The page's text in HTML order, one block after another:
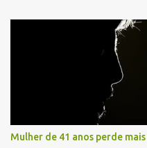
município, mas também de
ampliando significativamente
o Sistema Único de Saúde
Federal tem ampliado
da atenção básica, da
regionalização dos serviços
de demandas crescentes e
Mulher de 41 anos perde